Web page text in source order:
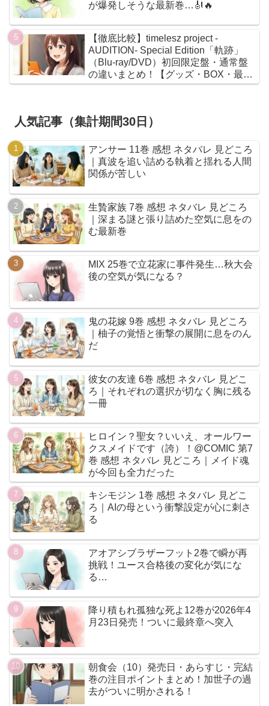
が爆発しそうな最新巻…🎻🔥
【徹底比較】timelesz project -
AUDITION- Special Edition「軌跡」
（Blu-ray/DVD）初回限定盤・通常盤
の違いまとめ！【グッズ・BOX・最安
値】
人気記事（集計期間30日）
アンサー 11巻 感想 ネタバレ 見どころ
｜真波を追い詰める執着と揺れる人間
関係が苦しい
生贄家族 7巻 感想 ネタバレ 見どころ
｜深まる謎と張り詰めた空気に息をの
む最新巻
MIX 25巻で立花家に事件発生…秋大会
後の空気が気になる？
鬼の花嫁 9巻 感想 ネタバレ 見どころ
｜柚子の覚悟と衝撃の展開に息をのん
だ
彼女の友達 6巻 感想 ネタバレ 見どこ
ろ｜それぞれの選択が切なく胸に残る
一冊
ヒロイン？聖女？いいえ、オールワー
クスメイドです（誇）！@COMIC 第7
巻 感想 ネタバレ 見どころ｜メイド魂
が今回も全力だった
キシモジン 1巻 感想 ネタバレ 見どこ
ろ｜AIの母という衝撃設定が心に刺さ
る
アオアシブラザーフット2巻で瞬が再
挑戦！ユース合格後の変化が気にな
る…
降り積もれ孤独な死よ12巻が2026年4
月23日発売！ついに最終章へ突入
朝食会（10）発売日・あらすじ・完結
巻の注目ポイントまとめ！加世子の過
去がついに明かされる！